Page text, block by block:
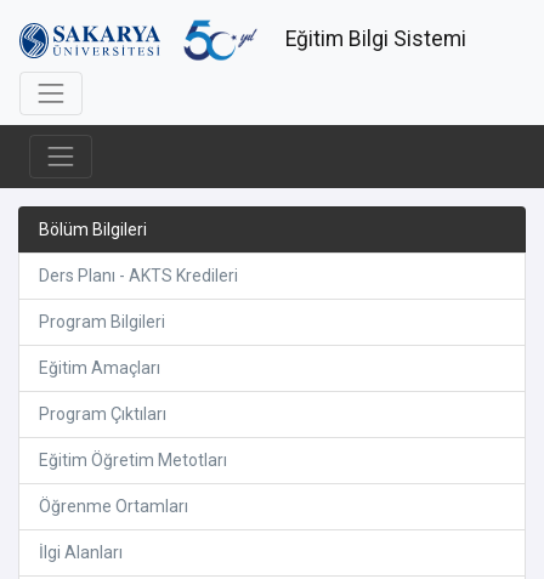
Eğitim Bilgi Sistemi
Bölüm Bilgileri
Ders Planı - AKTS Kredileri
Program Bilgileri
Eğitim Amaçları
Program Çıktıları
Eğitim Öğretim Metotları
Öğrenme Ortamları
İlgi Alanları